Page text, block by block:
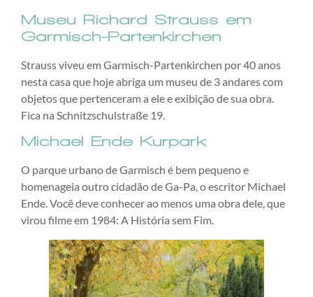
Museu Richard Strauss em
Garmisch-Partenkirchen
Strauss viveu em Garmisch-Partenkirchen por 40 anos
nesta casa que hoje abriga um museu de 3 andares com
objetos que pertenceram a ele e exibição de sua obra.
Fica na Schnitzschulstraße 19.
Michael Ende Kurpark
O parque urbano de Garmisch é bem pequeno e
homenageia outro cidadão de Ga-Pa, o escritor Michael
Ende. Você deve conhecer ao menos uma obra dele, que
virou filme em 1984: A História sem Fim.